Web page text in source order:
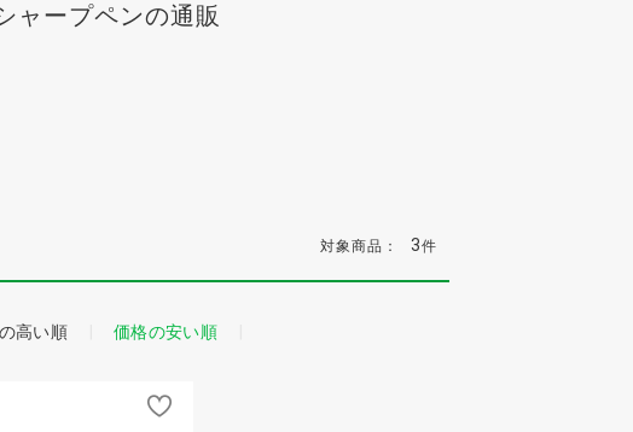
ャープペンの通販
対象商品： 3件
高い順 価格の安い順